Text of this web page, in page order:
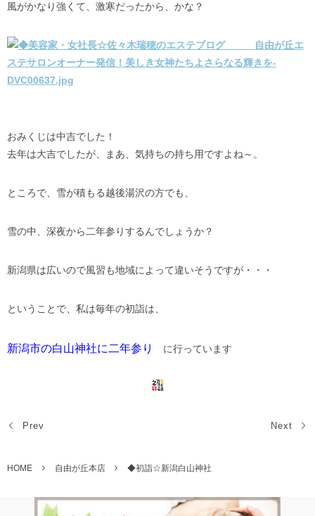
風がかなり強くて、激寒だったから、かな？
おみくじは中吉でした！
去年は大吉でしたが、まあ、気持ちの持ち用ですよね～。
ところで、雪が積もる越後湯沢の方でも、
雪の中、深夜から二年参りするんでしょうか？
新潟県は広いので風習も地域によって違いそうですが・・・
ということで、私は毎年の初詣は、
新潟市の白山神社に二年参り に行っています
Prev Next
HOME 自由が丘本店 ◆初詣☆新潟白山神社